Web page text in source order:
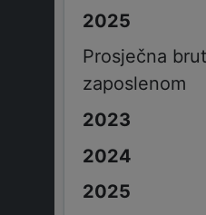
Prosječna
zaposlenom